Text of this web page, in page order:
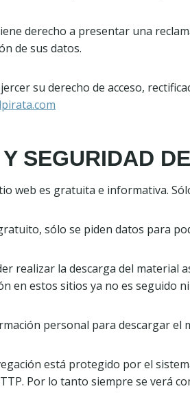
derecho a presentar una
de sus datos.
su derecho de acceso,
SEGURIDAD
web es gratuita e informativa.
sólo se piden datos para
realizar la descarga del material
en estos sitios ya no es seguido
personal para descargar
está protegido por el
Por lo tanto siempre se verá